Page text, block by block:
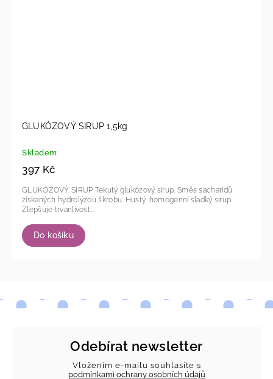
GLUKÓZOVÝ SIRUP 1,5kg
Skladem
397 Kč
Do košíku
GLUKÓZOVÝ SIRUP Tekutý glukózový sirup. Směs sacharidů
získaných hydrolýzou škrobu. Hustý, homogenní sladký sirup.
Zlepšuje trvanlivost...
Odebírat newsletter
Vložením e-mailu souhlasíte s
podmínkami ochrany osobních údajů